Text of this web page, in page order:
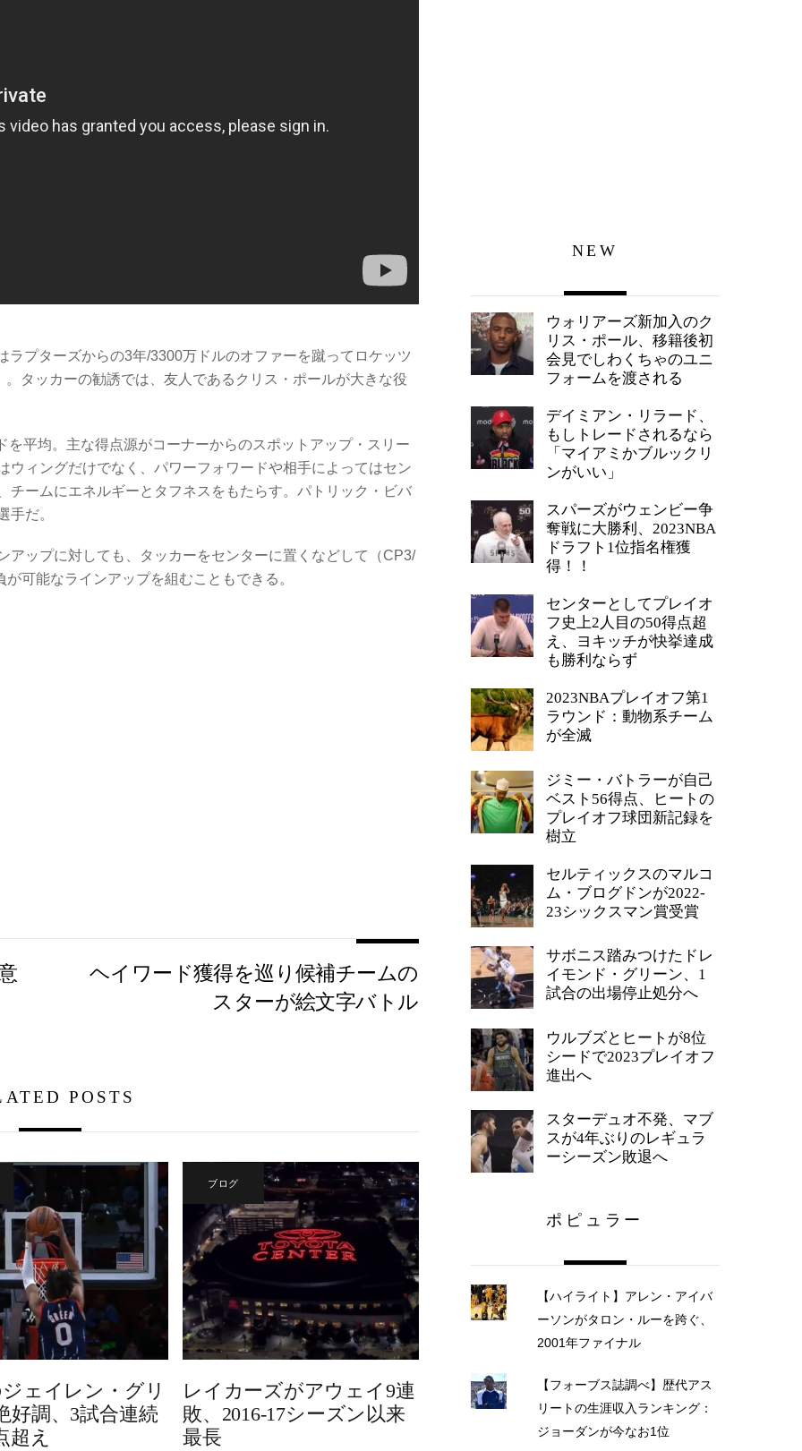
ラプターズからの3年/3300万ドルのオファーを蹴ってロケッツ
タッカーの勧誘では、友人であるクリス・ポールが大きな役
平均。主な得点源がコーナーからのスポットアップ・スリー
ィングだけでなく、パワーフォワードや相手によってはセン
チームにエネルギーとタフネスをもたらす。パトリック・ビバ
手だ。
アップに対しても、タッカーをセンターに置くなどして（CP3/
可能なラインアップを組むこともできる。
ヘイワード獲得を巡り候補チームの
スターが絵文字バトル
POSTS
ェイレン・グリ
好調、3試合連続
超え
ブログ
レイカーズがアウェイ9連
敗、2016-17シーズン以来
最長
NEW
ウォリアーズ新加入のク
リス・ポール、移籍後初
会見でしわくちゃのユニ
フォームを渡される
デイミアン・リラード、
もしトレードされるなら
「マイアミかブルックリ
ンがいい」
スパーズがウェンビー争
奪戦に大勝利、2023NBA
ドラフト1位指名権獲
得！！
センターとしてプレイオ
フ史上2人目の50得点超
え、ヨキッチが快挙達成
も勝利ならず
2023NBAプレイオフ第1
ラウンド：動物系チーム
が全滅
ジミー・バトラーが自己
ベスト56得点、ヒートの
プレイオフ球団新記録を
樹立
セルティックスのマルコ
ム・ブログドンが2022-
23シックスマン賞受賞
サボニス踏みつけたドレ
イモンド・グリーン、1
試合の出場停止処分へ
ウルブズとヒートが8位
シードで2023プレイオフ
進出へ
スターデュオ不発、マブ
スが4年ぶりのレギュラ
ーシーズン敗退へ
ポピュラー
【ハイライト】アレン・アイバ
ーソンがタロン・ルーを跨ぐ、
2001年ファイナル
【フォーブス誌調べ】歴代アス
リートの生涯収入ランキング：
ジョーダンが今なお1位